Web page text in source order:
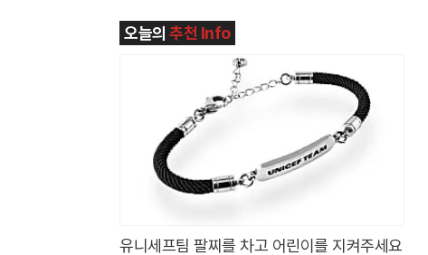
오늘의 추천 Info
유니세프팀 팔찌를 차고 어린이를 지켜주세요